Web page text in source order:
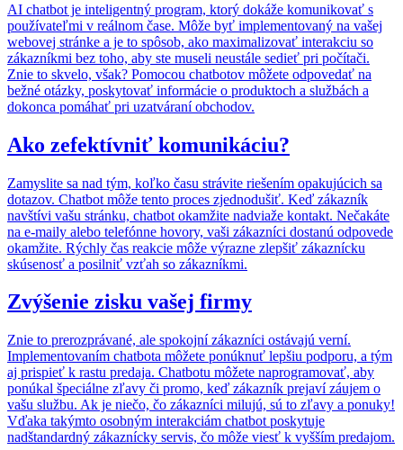
AI chatbot je inteligentný program, ktorý dokáže komunikovať s
používateľmi v reálnom čase. Môže byť implementovaný na vašej
webovej stránke a je to spôsob, ako maximalizovať interakciu so
zákazníkmi bez toho, aby ste museli neustále sedieť pri počítači.
Znie to skvelo, však? Pomocou chatbotov môžete odpovedať na
bežné otázky, poskytovať informácie o produktoch a službách a
dokonca pomáhať pri uzatváraní obchodov.
Ako zefektívniť komunikáciu?
Zamyslite sa nad tým, koľko času strávite riešením opakujúcich sa
dotazov. Chatbot môže tento proces zjednodušiť. Keď zákazník
navštívi vašu stránku, chatbot okamžite nadviaže kontakt. Nečakáte
na e-maily alebo telefónne hovory, vaši zákazníci dostanú odpovede
okamžite. Rýchly čas reakcie môže výrazne zlepšiť zákaznícku
skúsenosť a posilniť vzťah so zákazníkmi.
Zvýšenie zisku vašej firmy
Znie to prerozprávané, ale spokojní zákazníci ostávajú verní.
Implementovaním chatbota môžete ponúknuť lepšiu podporu, a tým
aj prispieť k rastu predaja. Chatbotu môžete naprogramovať, aby
ponúkal špeciálne zľavy či promo, keď zákazník prejaví záujem o
vašu službu. Ak je niečo, čo zákazníci milujú, sú to zľavy a ponuky!
Vďaka takýmto osobným interakciám chatbot poskytuje
nadštandardný zákaznícky servis, čo môže viesť k vyšším predajom.